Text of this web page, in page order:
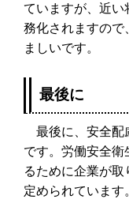
ていますが、近い
務化されますので
ましいです。
最後に
最後に、安全配
です。労働安全衛
るために企業が
定められています